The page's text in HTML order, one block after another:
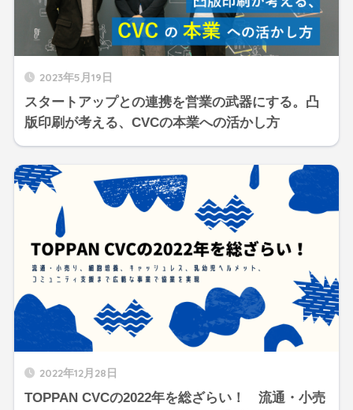
2023年5月19日
スタートアップとの連携を営業の武器にする。凸
版印刷が考える、CVCの本業への活かし方
2022年12月28日
TOPPAN CVCの2022年を総ざらい！ 流通・小売